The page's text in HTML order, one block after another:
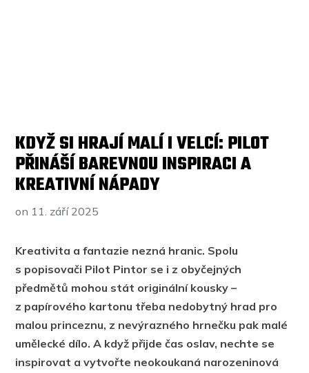
KDYŽ SI HRAJÍ MALÍ I VELCÍ: PILOT
PŘINÁŠÍ BAREVNOU INSPIRACI A
KREATIVNÍ NÁPADY
on 11. září 2025
Kreativita a fantazie nezná hranic. Spolu
s popisovači Pilot Pintor se i z obyčejných
předmětů mohou stát originální kousky –
z papírového kartonu třeba nedobytný hrad pro
malou princeznu, z nevýrazného hrnečku pak malé
umělecké dílo. A když přijde čas oslav, nechte se
inspirovat a vytvořte neokoukaná narozeninová